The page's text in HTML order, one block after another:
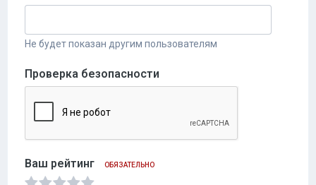
Не будет показан другим пользователям
Проверка безопасности
Ваш рейтинг ОБЯЗАТЕЛЬНО